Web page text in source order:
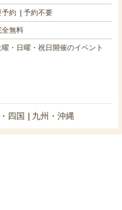
予約 予約不要
全無料
曜・日曜・祝日開催のイベント
四国 九州・沖縄